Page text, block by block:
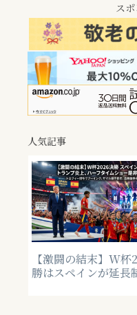
ス
人気記事
【激闘の結末】W杯
勝はスペインが延長